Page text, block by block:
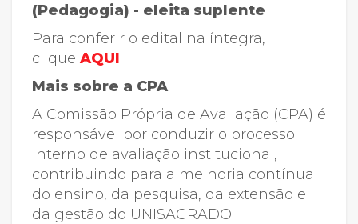
(Pedagogia) - eleita suplente
Para conferir o edital na íntegra,
clique AQUI.
Mais sobre a CPA
A Comissão Própria de Avaliação (CPA) é
responsável por conduzir o processo
interno de avaliação institucional,
contribuindo para a melhoria contínua
do ensino, da pesquisa, da extensão e
da gestão do UNISAGRADO.